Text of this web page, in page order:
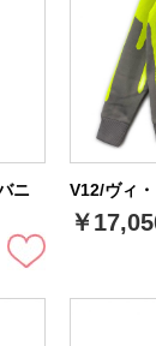
ニ
V12/ヴィ
￥